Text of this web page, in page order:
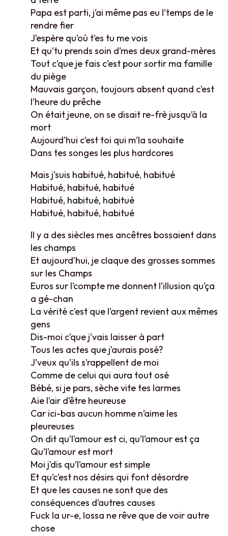
Papa est parti, j’ai même pas eu l’temps de le
rendre fier
J’espère qu’où t’es tu me vois
Et qu’tu prends soin d’mes deux grand-mères
Tout c’que je fais c’est pour sortir ma famille
du piège
Mauvais garçon, toujours absent quand c’est
l’heure du prêche
On était jeune, on se disait re-frè jusqu’à la
mort
Aujourd’hui c’est toi qui m’la souhaite
Dans tes songes les plus hardcores
Mais j’suis habitué, habitué, habitué
Habitué, habitué, habitué
Habitué, habitué, habitué
Habitué, habitué, habitué
Il y a des siècles mes ancêtres bossaient dans
les champs
Et aujourd’hui, je claque des grosses sommes
sur les Champs
Euros sur l’compte me donnent l’illusion qu’ça
a gé-chan
La vérité c’est que l’argent revient aux mêmes
gens
Dis-moi c’que j’vais laisser à part
Tous les actes que j’aurais posé?
J’veux qu’ils s’rappellent de moi
Comme de celui qui aura tout osé
Bébé, si je pars, sèche vite tes larmes
Aie l’air d’être heureuse
Car ici-bas aucun homme n’aime les
pleureuses
On dit qu’l’amour est ci, qu’l’amour est ça
Qu’l’amour est mort
Moi j’dis qu’l’amour est simple
Et qu’c’est nos désirs qui font désordre
Et que les causes ne sont que des
conséquences d’autres causes
Fuck la ur-e, lossa ne rêve que de voir autre
chose